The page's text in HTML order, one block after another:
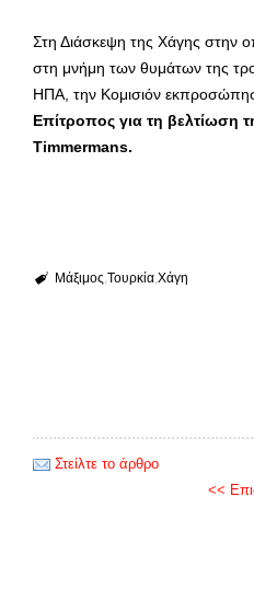
Στη Διάσκεψη της Χάγης στην
στη μνήμη των θυμάτων της
ΗΠΑ, την Κομισιόν
Επίτροπος για τη βελτίωση
Timmermans.
Μάξιμος Τουρκία Χάγη
Στείλτε το άρθρο
<<